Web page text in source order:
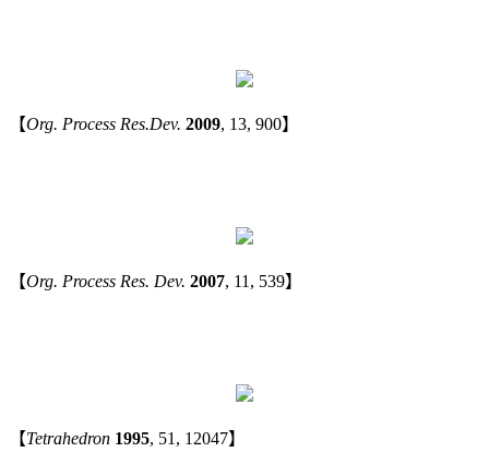
【Org. Process Res.Dev. 2009, 13, 900】
【Org. Process Res. Dev. 2007, 11, 539】
【Tetrahedron 1995, 51, 12047】